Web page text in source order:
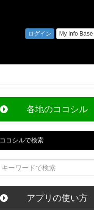
各地のココシル
ココシルで検索
アプリの使い方